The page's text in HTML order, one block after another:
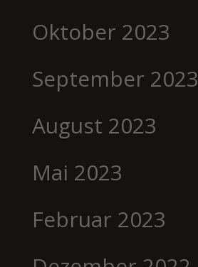
Oktober 2023
September 2023
August 2023
Mai 2023
Februar 2023